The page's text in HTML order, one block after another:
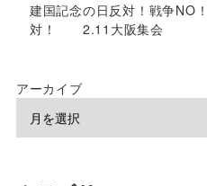
建国記念の日反対！戦争NO
対！ 2.11大阪集会
アーカイブ